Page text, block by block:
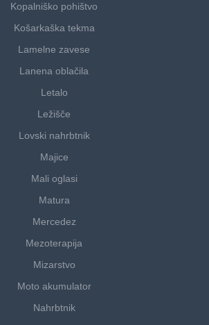
Kopalniško pohištvo
Košarkaška tekma
Lamelne zavese
Lanena oblačila
Letalo
Ležišče
Lovski nahrbtnik
Majice
Mali oglasi
Matura
Mercedez
Mezoterapija
Mizarstvo
Moto akumulator
Nahrbtnik